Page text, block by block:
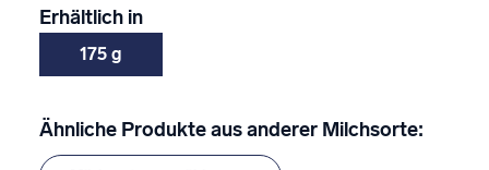
Erhältlich in
175 g
Ähnliche Produkte aus anderer Milchsorte: